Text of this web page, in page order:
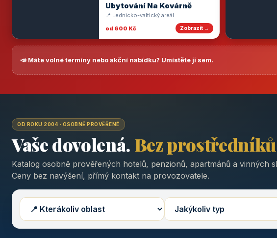
Ubytování Na Kovárně
📍 Lednicko-valtický areál
od 600 Kč
Zobrazit →
📣 Máte volné termíny nebo akční nabídku? Umístěte ji sem.
OD ROKU 2004 · OSOBNĚ PROVĚŘENÉ
Vaše dovolená. Bez
Katalog osobně prověřených hotelů, penzionů, apartmánů a vinných
Ceny bez navýšení, přímý kontakt na provozovatele.